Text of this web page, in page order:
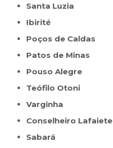
Santa Luzia
Ibirité
Poços de Caldas
Patos de Minas
Pouso Alegre
Teófilo Otoni
Varginha
Conselheiro Lafaiete
Sabará